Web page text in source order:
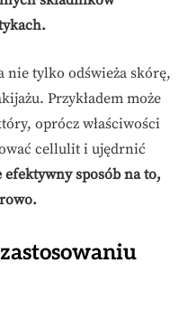
nie tylko odświeża skórę,
Przykładem może
oprócz właściwości
cellulit i ujędrnić
sposób na to,